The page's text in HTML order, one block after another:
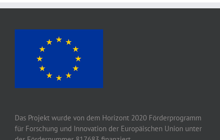
Das Projekt wurde von dem Horizont 2020 Förderprogramm
für Forschung und Innovation der Europäischen Union unter